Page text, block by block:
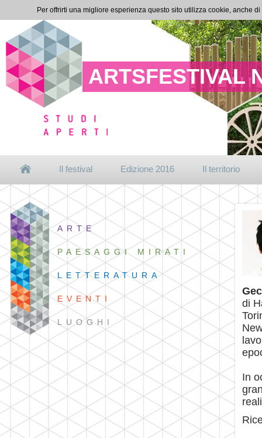
ARTSFESTIVAL
Il festival Edizione 2016 Il territorio
ARTE
PAESAGGI MIRATI
LETTERATURA
EVENTI
LUOGHI
di
In
Per offrirti una migliore esperienza questo sito utilizza cookie, anche